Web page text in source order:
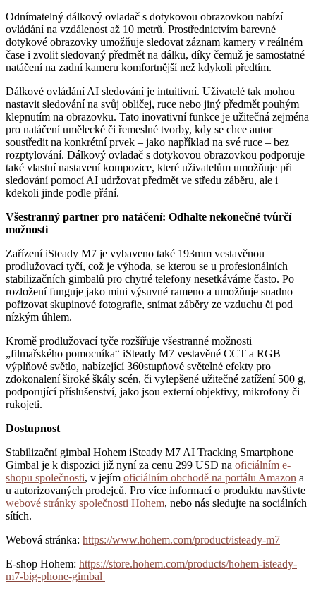
Odnímatelný dálkový ovladač s dotykovou obrazovkou nabízí
ovládání na vzdálenost až 10 metrů. Prostřednictvím barevné
dotykové obrazovky umožňuje sledovat záznam kamery v reálném
čase i zvolit sledovaný předmět na dálku, díky čemuž je samostatné
natáčení na zadní kameru komfortnější než kdykoli předtím.
Dálkové ovládání AI sledování je intuitivní. Uživatelé tak mohou
nastavit sledování na svůj obličej, ruce nebo jiný předmět pouhým
klepnutím na obrazovku. Tato inovativní funkce je užitečná zejména
pro natáčení umělecké či řemeslné tvorby, kdy se chce autor
soustředit na konkrétní prvek – jako například na své ruce – bez
rozptylování. Dálkový ovladač s dotykovou obrazovkou podporuje
také vlastní nastavení kompozice, které uživatelům umožňuje při
sledování pomocí AI udržovat předmět ve středu záběru, ale i
kdekoli jinde podle přání.
Všestranný partner pro natáčení: Odhalte nekonečné tvůrčí
možnosti
Zařízení iSteady M7 je vybaveno také 193mm vestavěnou
prodlužovací tyčí, což je výhoda, se kterou se u profesionálních
stabilizačních gimbalů pro chytré telefony nesetkáváme často. Po
rozložení funguje jako mini výsuvné rameno a umožňuje snadno
pořizovat skupinové fotografie, snímat záběry ze vzduchu či pod
nízkým úhlem.
Kromě prodlužovací tyče rozšiřuje všestranné možnosti
„filmařského pomocníka“ iSteady M7 vestavěné CCT a RGB
výplňové světlo, nabízející 360stupňové světelné efekty pro
zdokonalení široké škály scén, či vylepšené užitečné zatížení 500 g,
podporující příslušenství, jako jsou externí objektivy, mikrofony či
rukojeti.
Dostupnost
Stabilizační gimbal Hohem iSteady M7 AI Tracking Smartphone
Gimbal je k dispozici již nyní za cenu 299 USD na oficiálním e-
shopu společnosti, v jejím oficiálním obchodě na portálu Amazon a
u autorizovaných prodejců. Pro více informací o produktu navštivte
webové stránky společnosti Hohem, nebo nás sledujte na sociálních
sítích.
Webová stránka: https://www.hohem.com/product/isteady-m7
E-shop Hohem: https://store.hohem.com/products/hohem-isteady-
m7-big-phone-gimbal